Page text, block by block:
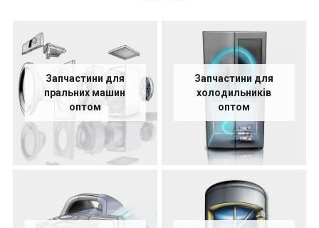
Запчастини для
пральних машин
оптом
Запчастини для
холодильників
оптом